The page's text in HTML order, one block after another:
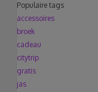
Populaire tags
accessoires
broek
cadeau
citytrip
gratis
jas